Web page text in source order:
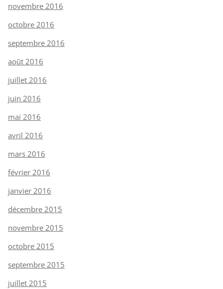
novembre 2016
octobre 2016
septembre 2016
août 2016
juillet 2016
juin 2016
mai 2016
avril 2016
mars 2016
février 2016
janvier 2016
décembre 2015
novembre 2015
octobre 2015
septembre 2015
juillet 2015